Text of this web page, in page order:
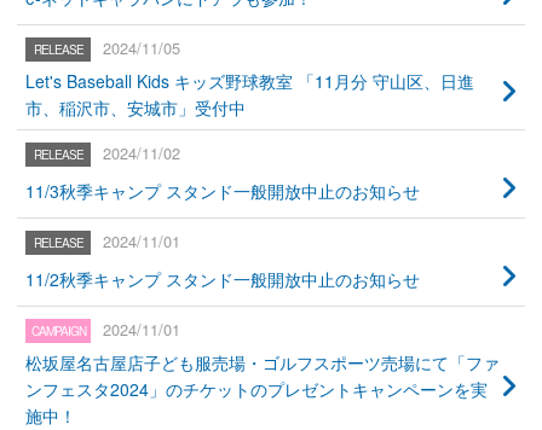
2024/11/05
Let's Baseball Kids キッズ野球教室 「11月分 守山区、日進
市、稲沢市、安城市」受付中
2024/11/02
11/3秋季キャンプ スタンド一般開放中止のお知らせ
2024/11/01
11/2秋季キャンプ スタンド一般開放中止のお知らせ
2024/11/01
松坂屋名古屋店子ども服売場・ゴルフスポーツ売場にて「ファ
ンフェスタ2024」のチケットのプレゼントキャンペーンを実
施中！